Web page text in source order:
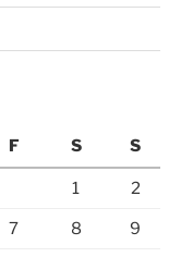
F S S
1 2
7 8 9